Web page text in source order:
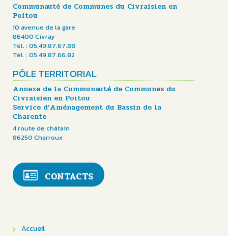
Communauté de Communes du Civraisien en
Poitou
10 avenue de la gare
86400 Civray
Tél. : 05.49.87.67.88
Tél. : 05.49.87.66.82
PÔLE TERRITORIAL
Annexe de la Communauté de Communes du
Civraisien en Poitou
Service d’Aménagement du Bassin de la
Charente
4 route de châtain
86250 Charroux
CONTACTS
Accueil